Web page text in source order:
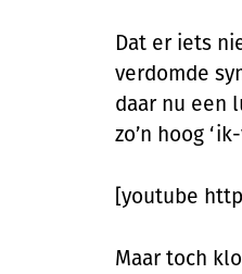
Dat er iets
verdomde
daar nu een
zo’n hoog
[youtube
Maar toch